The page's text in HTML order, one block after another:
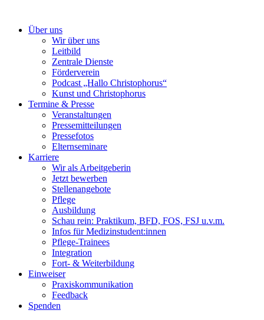
Über uns
Wir über uns
Leitbild
Zentrale Dienste
Förderverein
Podcast „Hallo Christophorus“
Kunst und Christophorus
Termine & Presse
Veranstaltungen
Pressemitteilungen
Pressefotos
Elternseminare
Karriere
Wir als Arbeitgeberin
Jetzt bewerben
Stellenangebote
Pflege
Ausbildung
Schau rein: Praktikum, BFD, FOS, FSJ u.v.m.
Infos für Medizinstudent:innen
Pflege-Trainees
Integration
Fort- & Weiterbildung
Einweiser
Praxiskommunikation
Feedback
Spenden